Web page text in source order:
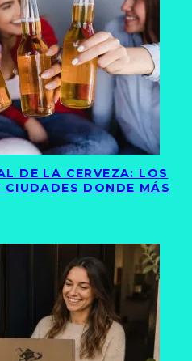
DE LA CERVEZA: LOS
DONDE MÁS